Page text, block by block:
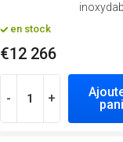
en stock
€12 266
- +